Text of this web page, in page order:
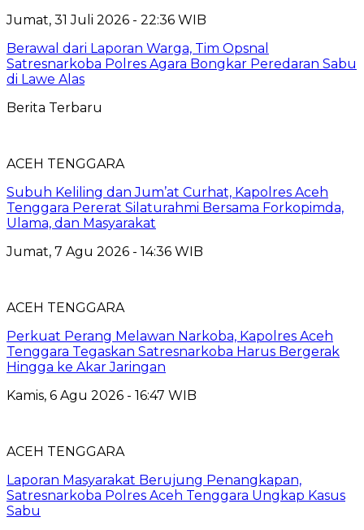
Jumat, 31 Juli 2026 - 22:36 WIB
Berawal dari Laporan Warga, Tim Opsnal
Satresnarkoba Polres Agara Bongkar Peredaran Sabu
di Lawe Alas
Berita Terbaru
ACEH TENGGARA
Subuh Keliling dan Jum’at Curhat, Kapolres Aceh
Tenggara Pererat Silaturahmi Bersama Forkopimda,
Ulama, dan Masyarakat
Jumat, 7 Agu 2026 - 14:36 WIB
ACEH TENGGARA
Perkuat Perang Melawan Narkoba, Kapolres Aceh
Tenggara Tegaskan Satresnarkoba Harus Bergerak
Hingga ke Akar Jaringan
Kamis, 6 Agu 2026 - 16:47 WIB
ACEH TENGGARA
Laporan Masyarakat Berujung Penangkapan,
Satresnarkoba Polres Aceh Tenggara Ungkap Kasus
Sabu